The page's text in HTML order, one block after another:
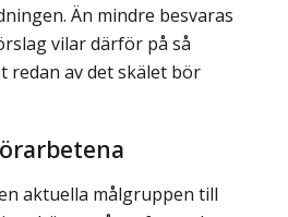
Än mindre besvaras
vilar därför på så
redan av det skälet bör
aktuella målgruppen till